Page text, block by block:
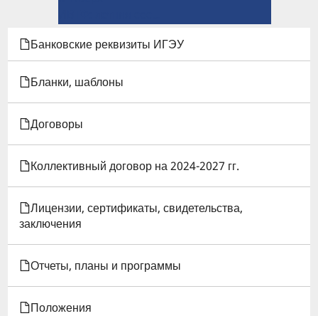
КНИГИ
ДЛЯ
ИВТФ:
ВЕСНА
2025-
2026
Банковские реквизиты ИГЭУ
Бланки, шаблоны
Договоры
Коллективный договор на 2024-2027 гг.
Лицензии, сертификаты, свидетельства,
заключения
Отчеты, планы и программы
Положения